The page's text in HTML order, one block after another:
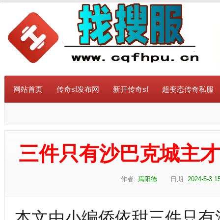
网站首页 传奇sf发布网 新开传奇sf 超变态传奇私服
三件只有沙巴克城主
作者: 焉阳德 日期: 2024-5-3